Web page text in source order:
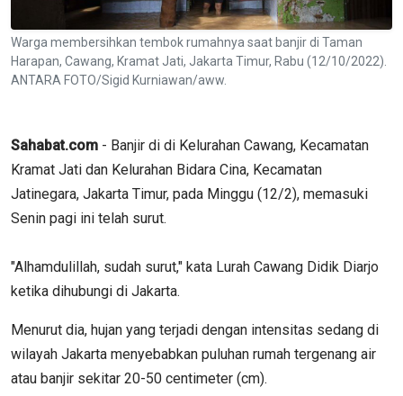
Warga membersihkan tembok rumahnya saat banjir di Taman
Harapan, Cawang, Kramat Jati, Jakarta Timur, Rabu (12/10/2022).
ANTARA FOTO/Sigid Kurniawan/aww.
Sahabat.com - Banjir di di Kelurahan Cawang, Kecamatan
Kramat Jati dan Kelurahan Bidara Cina, Kecamatan
Jatinegara, Jakarta Timur, pada Minggu (12/2), memasuki
Senin pagi ini telah surut.
"Alhamdulillah, sudah surut," kata Lurah Cawang Didik Diarjo
ketika dihubungi di Jakarta.
Menurut dia, hujan yang terjadi dengan intensitas sedang di
wilayah Jakarta menyebabkan puluhan rumah tergenang air
atau banjir sekitar 20-50 centimeter (cm).